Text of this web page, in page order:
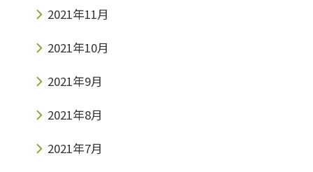
2021年11月
2021年10月
2021年9月
2021年8月
2021年7月